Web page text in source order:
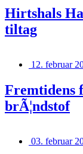
Hirtshals
tiltag
12. februar
Fremtidens
brÃ¦ndstof
03. februar